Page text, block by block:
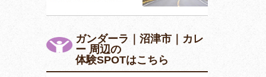
ガンダーラ｜沼津市｜カレ
ー 周辺の
体験SPOTはこちら